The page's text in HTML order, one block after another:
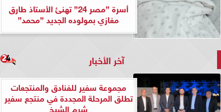
أسرة ”مصر 24” تهنئ الأستاذ طارق
مغازي بمولوده الجديد ”محمد”
آخر الأخبار
مجموعة سفير للفنادق والمنتجعات
تطلق المرحلة المجددة في منتجع سفير
شرم الشيخ